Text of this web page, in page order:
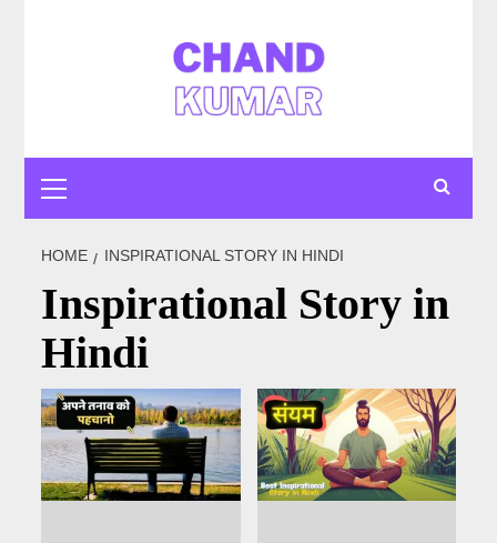
Menu
HOME INSPIRATIONAL STORY IN HINDI
Inspirational Story in
Hindi